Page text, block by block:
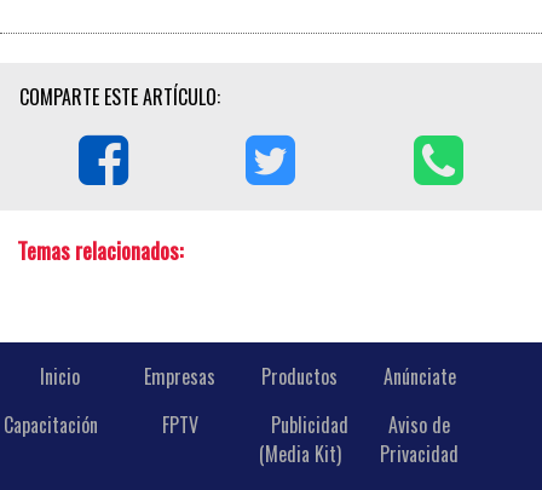
COMPARTE ESTE ARTÍCULO:
Temas relacionados:
Inicio Empresas Productos
Anúnciate
Capacitación
FPTV
Publicidad
(Media Kit)
Aviso de
Privacidad